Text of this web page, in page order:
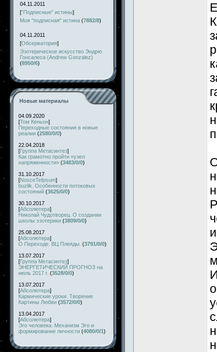
04.11.2011
["Подписные" истины]
Моя "подписная" истина (7882/8)
04.11.2011
[Обсерватория]
Эзотерическое искусство Эндрю
Гонсалеса (Andrew Gonzalez)
(8950/6)
Новые материалы
04.09.2020
[Том Кеньон]
Переходные состояния в новые
реалии (2580/0/0)
22.04.2018
[Группа Метасинтез]
Как грамотно пройти «узел
напряженности» (3483/0/0)
31.10.2017
[NosceTeIpsum]
buzlik. Особенности потоковых
состояний (3625/0/0)
30.10.2017
[Абсолютера]
Николай Чудотворец. О создании
школы эзотерики (3809/0/0)
25.08.2017
[Абсолютера]
О Переходе. ВЦ Плеяды. (3791/0/0)
13.07.2017
[Группа Метасинтез]
ЭНЕРГЕТИЧЕСКИЙ ПРОГНОЗ на
июль 2017 г. (3528/0/0)
13.07.2017
[Абсолютера]
Кармические уроки. Творение
Картины Любви (3572/0/0)
13.04.2017
[Абсолютера]
Эго человека. Механизм Эго и
формирование личности (4080/0/1)